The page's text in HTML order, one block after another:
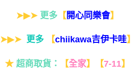
➤▶➤ 更多 【 開心同樂會】
➤▶➤ 更多 【chiikawa吉伊卡哇】
★ 超商取貨： 【全家】 【7-11】